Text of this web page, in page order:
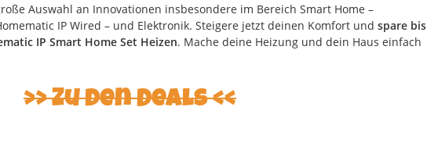
Auswahl an Innovationen insbesondere im Bereich Smart Home –
IP Wired – und Elektronik. Steigere jetzt deinen Komfort und spare bis
IP Smart Home Set Heizen. Mache deine Heizung und dein Haus einfach
Zu den Deals